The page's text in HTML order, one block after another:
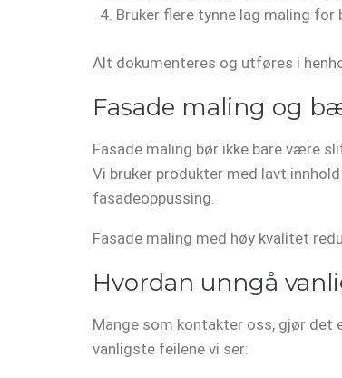
Bruker flere tynne lag maling for
Alt dokumenteres og utføres i
Fasade maling og
Fasade maling bør ikke bare være
Vi bruker produkter med lavt
fasadeoppussing.
Fasade maling med høy kvalitet
Hvordan unngå
Mange som kontakter oss, gjør
vanligste feilene vi ser: